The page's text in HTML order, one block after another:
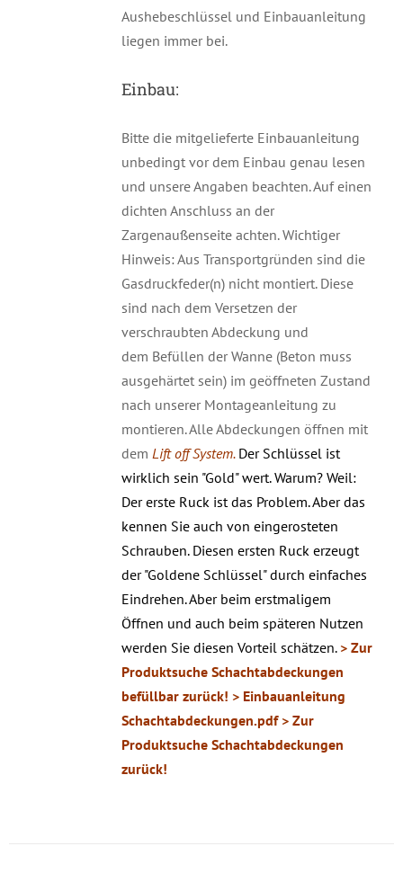
Aushebeschlüssel und Einbauanleitung
liegen immer bei.
Einbau:
Bitte die mitgelieferte Einbauanleitung
unbedingt vor dem Einbau genau lesen
und unsere Angaben beachten. Auf einen
dichten Anschluss an der
Zargenaußenseite achten. Wichtiger
Hinweis: Aus Transportgründen sind die
Gasdruckfeder(n) nicht montiert. Diese
sind nach dem Versetzen der
verschraubten Abdeckung und
dem Befüllen der Wanne (Beton muss
ausgehärtet sein) im geöffneten Zustand
nach unserer Montageanleitung zu
montieren. Alle Abdeckungen öffnen mit
dem Lift off System. Der Schlüssel ist
wirklich sein "Gold" wert. Warum? Weil:
Der erste Ruck ist das Problem. Aber das
kennen Sie auch von eingerosteten
Schrauben. Diesen ersten Ruck erzeugt
der "Goldene Schlüssel" durch einfaches
Eindrehen. Aber beim erstmaligem
Öffnen und auch beim späteren Nutzen
werden Sie diesen Vorteil schätzen. > Zur
Produktsuche Schachtabdeckungen
befüllbar zurück! > Einbauanleitung
Schachtabdeckungen.pdf > Zur
Produktsuche Schachtabdeckungen
zurück!